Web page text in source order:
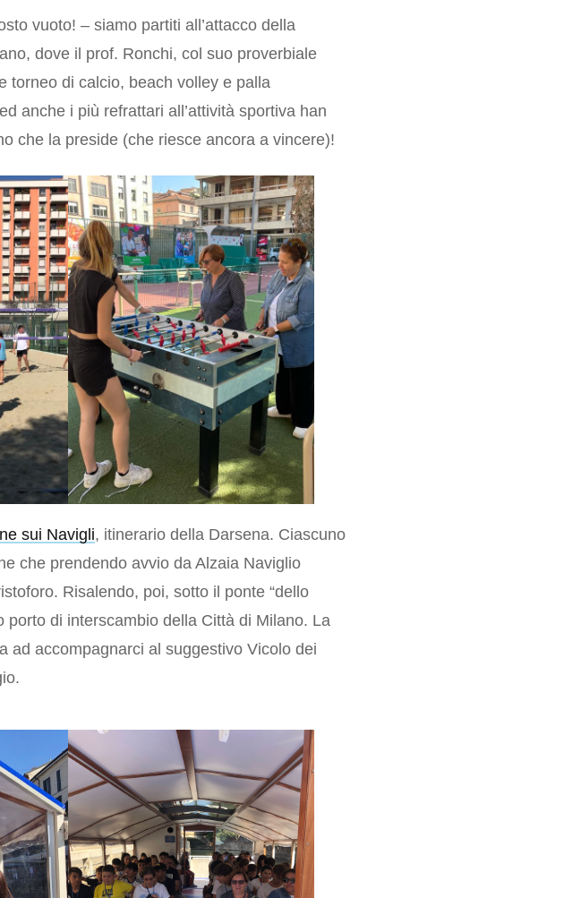
vuoto! – siamo partiti all’attacco della
dove il prof. Ronchi, col suo proverbiale
torneo di calcio, beach volley e palla
anche i più refrattari all’attività sportiva han
che la preside (che riesce ancora a vincere)!
sui Navigli, itinerario della Darsena. Ciascuno
che prendendo avvio da Alzaia Naviglio
Risalendo, poi, sotto il ponte “dello
porto di interscambio della Città di Milano. La
ad accompagnarci al suggestivo Vicolo dei